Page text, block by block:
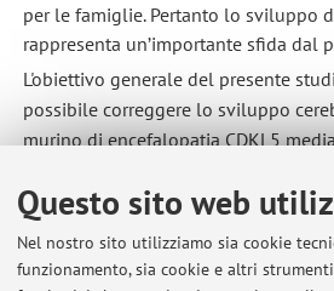
Questo sito web
Nel nostro sito utilizziamo sia cookie
funzionamento, sia cookie e altri
per le famiglie. Pertanto lo sviluppo
rappresenta un’importante sfida dal
L'obiettivo generale del presente
possibile correggere lo sviluppo
murino di encefalopatia CDKL5
terapeutici che si basano o sul
della proteina (terapia genica e
di vie di segnalazione a valle di